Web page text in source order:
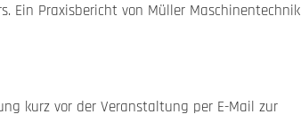
Ein Praxisbericht von Müller Maschinentechnik
kurz vor der Veranstaltung per E-Mail zur